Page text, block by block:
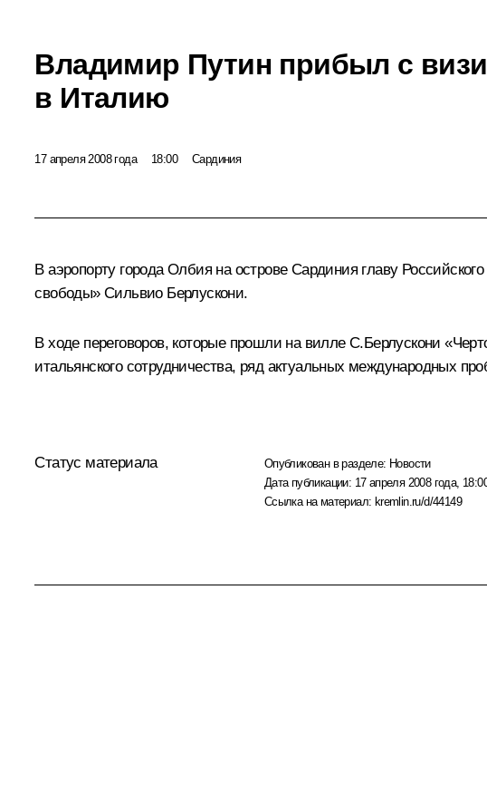
Владимир Путин прибыл с
в Италию
17 апреля 2008 года 18:00 Сардиния
В аэропорту города Олбия на острове Сардиния главу
свободы» Сильвио Берлускони.
В ходе переговоров, которые прошли на вилле С.Берлускони
итальянского сотрудничества, ряд актуальных международных
Статус материала Опубликован в разделе: Новости
Дата публикации: 17 апреля 2008 года,
Ссылка на материал: kremlin.ru/d/44149